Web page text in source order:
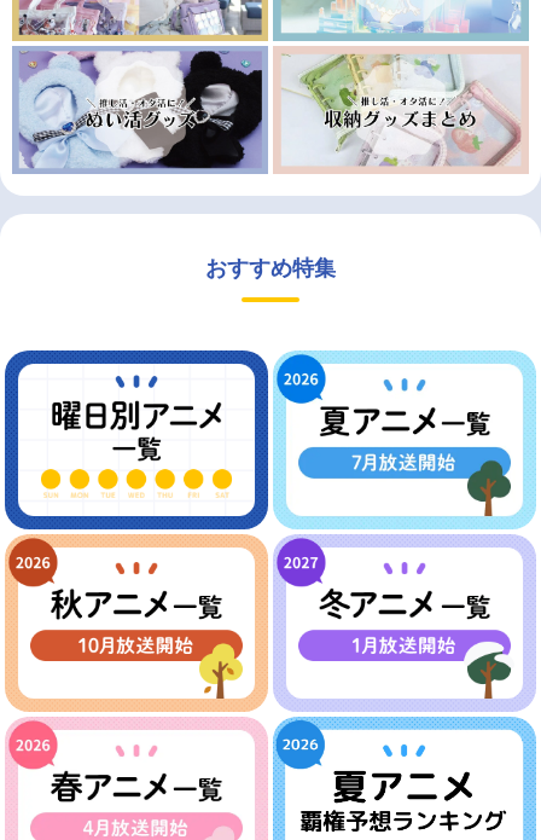
おすすめ特集